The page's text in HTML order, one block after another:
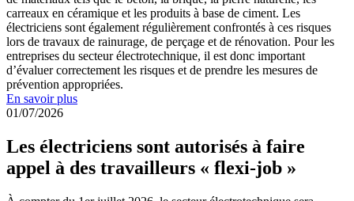
carreaux en céramique et les produits à base de ciment. Les
électriciens sont également régulièrement confrontés à ces risques
lors de travaux de rainurage, de perçage et de rénovation. Pour les
entreprises du secteur électrotechnique, il est donc important
d’évaluer correctement les risques et de prendre les mesures de
prévention appropriées.
En savoir plus
01/07/2026
Les électriciens sont autorisés à faire
appel à des travailleurs « flexi-job »